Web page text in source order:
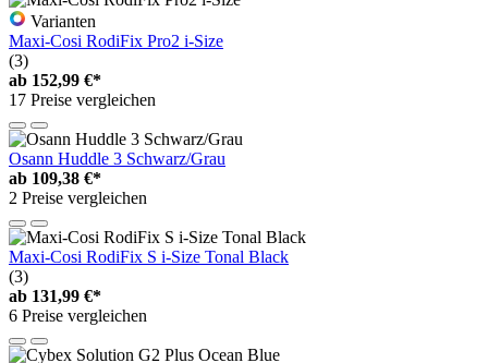
Varianten
Maxi-Cosi RodiFix Pro2 i-Size
(3)
ab 152,99 €*
17 Preise vergleichen
Osann Huddle 3 Schwarz/Grau
ab 109,38 €*
2 Preise vergleichen
Maxi-Cosi RodiFix S i-Size Tonal Black
(3)
ab 131,99 €*
6 Preise vergleichen